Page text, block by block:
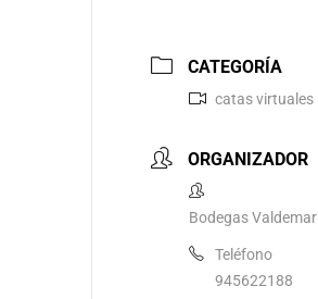
CATEGORÍA
catas virtuales
ORGANIZADOR
Bodegas Valdemar
Teléfono
945622188